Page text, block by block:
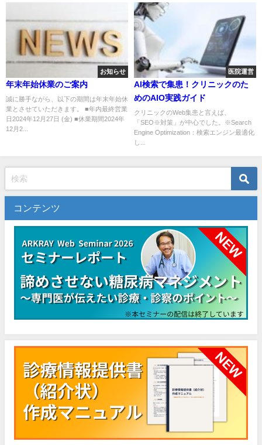
お知らせ
年末年始休業のご案内
誠に勝手ながら、以下の期間は年末年始休
業とさせていただきます。 ■年内最終営業
日2024年12月27日 (金) ■休業期間2024年
12月2...
医院運営
AI検索で集患！クリニックのた
めのAIO実践ガイド
クリニックのWeb集患と言えば、
「SEO※対策」が中心でした。※Search
Engine Optimization：検索エンジン最適化
し...
コンテンツ